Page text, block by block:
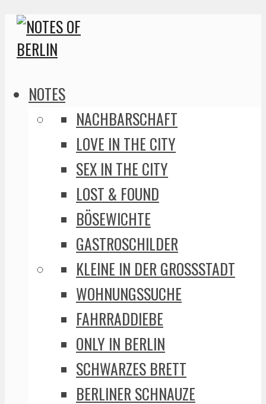
NOTES
NACHBARSCHAFT
LOVE IN THE CITY
SEX IN THE CITY
LOST & FOUND
BÖSEWICHTE
GASTROSCHILDER
KLEINE IN DER GROSSSTADT
WOHNUNGSSUCHE
FAHRRADDIEBE
ONLY IN BERLIN
SCHWARZES BRETT
BERLINER SCHNAUZE